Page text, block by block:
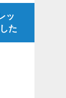
ッ
た